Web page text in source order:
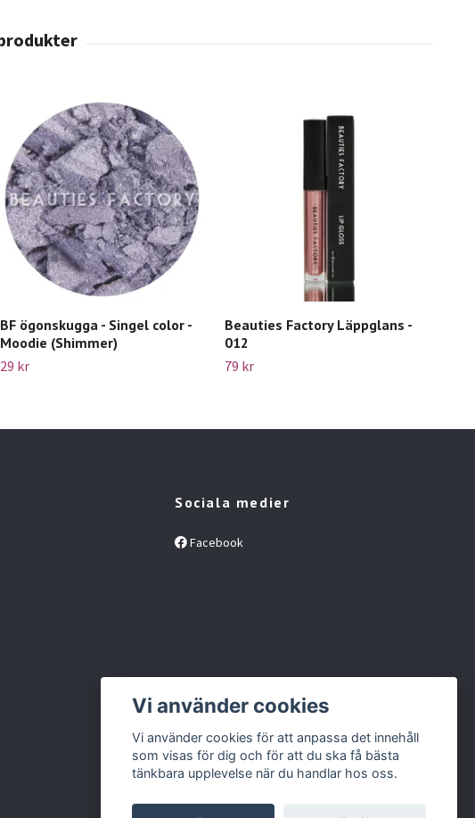
BF ögonskugga - Singel color -
Moodie (Shimmer)
29 kr
Beauties Factory Läppglans -
012
79 kr
Sociala medier
Facebook
Vi använder cookies
Vi använder cookies för att anpassa det innehåll
som visas för dig och för att du ska få bästa
tänkbara upplevelse när du handlar hos oss.